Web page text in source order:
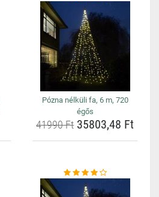
Pózna nélküli fa, 6 m, 720
égős
41990 Ft35803,48 Ft